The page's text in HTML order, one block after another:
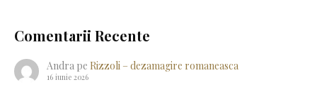
Comentarii Recente
Andra pe Rizzoli – dezamagire romaneasca
16 iunie 2026